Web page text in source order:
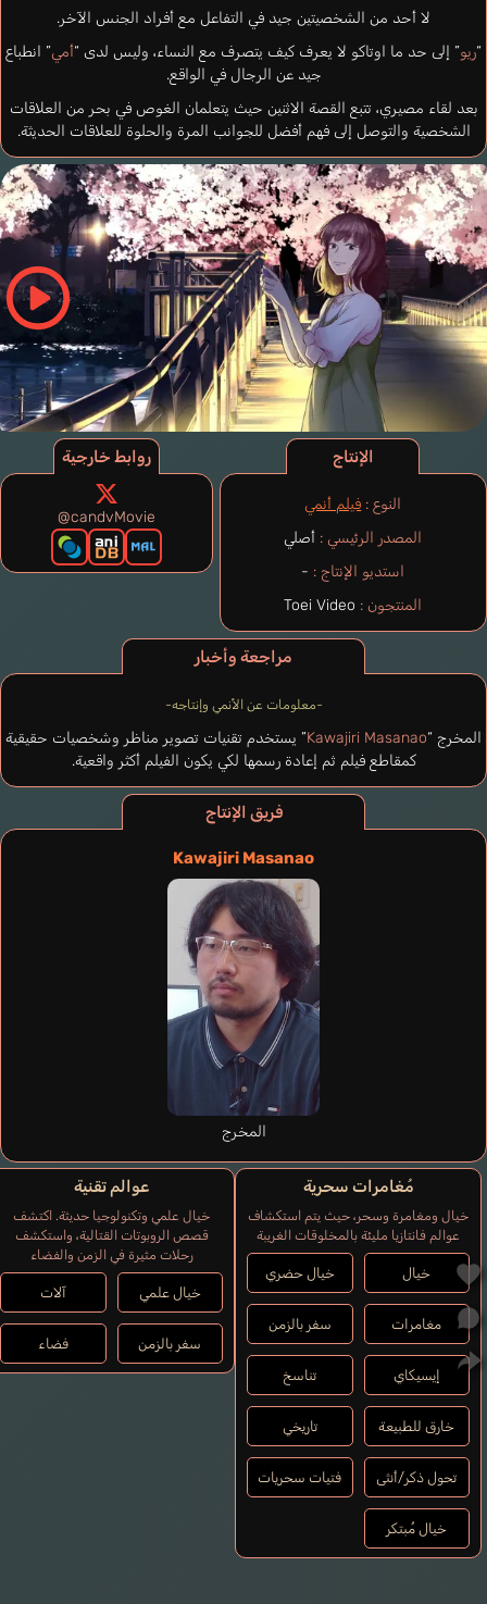
لا أحد من الشخصيتين جيد في التفاعل مع أفراد الجنس الآخر.
“ريو” إلى حد ما اوتاكو لا يعرف كيف يتصرف مع النساء، وليس لدى “أمي” انطباع
جيد عن الرجال في الواقع.
بعد لقاء مصيري، تتبع القصة الاثنين حيث يتعلمان الغوص في بحر من العلاقات
الشخصية والتوصل إلى فهم أفضل للجوانب المرة والحلوة للعلاقات الحديثة.
مراجعة وأخبار
-معلومات عن الأنمي وإنتاجه-
المخرج “Kawajiri Masanao” يستخدم تقنيات تصوير مناظر وشخصيات حقيقية
كمقاطع فيلم ثم إعادة رسمها لكي يكون الفيلم أكثر واقعية.
الإنتاج
النوع : فيلم أنمي
المصدر الرئيسي : أصلي
استديو الإنتاج : -
المنتجون :
فريق الإنتاج
Kawajiri Masanao
المخرج
روابط خارجية
@candvMovie
مُغامرات سحرية
خيال ومغامرة وسحر، حيث يتم استكشاف
عوالم فانتازيا مليئة بالمخلوقات الغريبة
خيال خيال حضري
مغامرات سفر بالزمن
إيسيكاي تناسخ
خارق للطبيعة تاريخي
تحول ذكر/أنثى فتيات سحريات
خيال مُبتكر
عوالم تقنية
خيال علمي وتكنولوجيا حديثة. اكتشف
قصص الروبوتات القتالية، واستكشف
رحلات مثيرة في الزمن والفضاء
خيال علمي آلات
سفر بالزمن فضاء